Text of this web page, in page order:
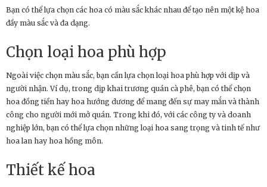
Bạn có thể lựa chọn các hoa có màu sắc khác nhau để tạo nên một kệ hoa
đầy màu sắc và đa dạng.
Chọn loại hoa phù hợp
Ngoài việc chọn màu sắc, bạn cần lựa chọn loại hoa phù hợp với dịp và
người nhận. Ví dụ, trong dịp khai trương quán cà phê, bạn có thể chọn
hoa đồng tiền hay hoa hướng dương để mang đến sự may mắn và thành
công cho người mới mở quán. Trong khi đó, với các công ty và doanh
nghiệp lớn, bạn có thể lựa chọn những loại hoa sang trọng và tinh tế như
hoa lan hay hoa hồng môn.
Thiết kế hoa